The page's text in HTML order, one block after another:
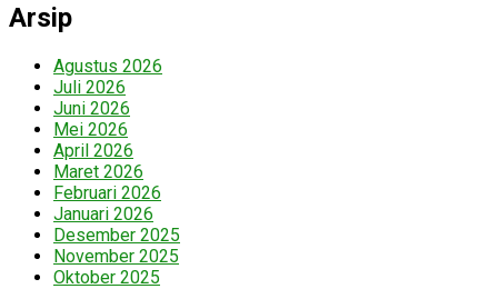
Arsip
Agustus 2026
Juli 2026
Juni 2026
Mei 2026
April 2026
Maret 2026
Februari 2026
Januari 2026
Desember 2025
November 2025
Oktober 2025